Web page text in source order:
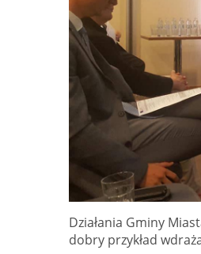
Działania Gminy
dobry przykład